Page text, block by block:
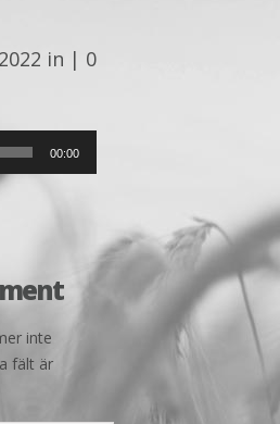
in | 0
00:00
inte
fält är